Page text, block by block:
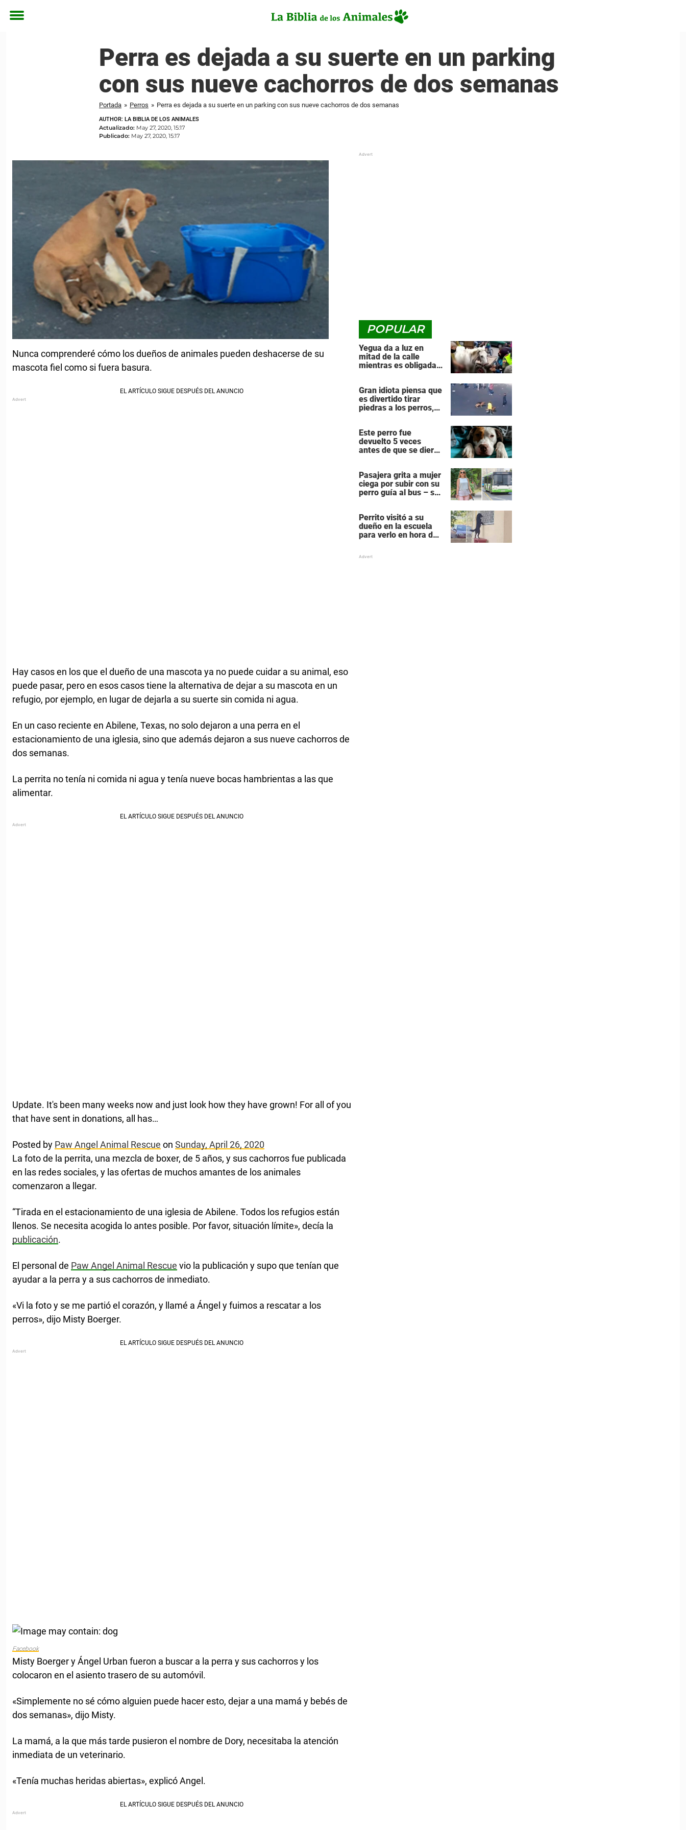
Toggle
Perra es dejada a su suerte en un parking
con sus nueve cachorros de dos semanas
Portada » Perros » Perra es dejada a su suerte en un parking con sus nueve cachorros de dos semanas
AUTHOR: LA BIBLIA DE LOS ANIMALES
Actualizado: May 27, 2020, 15:17
Publicado: May 27, 2020, 15:17
Nunca comprenderé cómo los dueños de animales pueden deshacerse de su
mascota fiel como si fuera basura.
Hay casos en los que el dueño de una mascota ya no puede cuidar a su animal, eso
puede pasar, pero en esos casos tiene la alternativa de dejar a su mascota en un
refugio, por ejemplo, en lugar de dejarla a su suerte sin comida ni agua.
En un caso reciente en Abilene, Texas, no solo dejaron a una perra en el
estacionamiento de una iglesia, sino que además dejaron a sus nueve cachorros de
dos semanas.
La perrita no tenía ni comida ni agua y tenía nueve bocas hambrientas a las que
alimentar.
Update. It's been many weeks now and just look how they have grown! For all of you
that have sent in donations, all has…
Posted by Paw Angel Animal Rescue on Sunday, April 26, 2020
La foto de la perrita, una mezcla de boxer, de 5 años, y sus cachorros fue publicada
en las redes sociales, y las ofertas de muchos amantes de los animales
comenzaron a llegar.
“Tirada en el estacionamiento de una iglesia de Abilene. Todos los refugios están
llenos. Se necesita acogida lo antes posible. Por favor, situación límite», decía la
publicación.
El personal de Paw Angel Animal Rescue vio la publicación y supo que tenían que
ayudar a la perra y a sus cachorros de inmediato.
«Vi la foto y se me partió el corazón, y llamé a Ángel y fuimos a rescatar a los
perros», dijo Misty Boerger.
Facebook
Misty Boerger y Ángel Urban fueron a buscar a la perra y sus cachorros y los
colocaron en el asiento trasero de su automóvil.
«Simplemente no sé cómo alguien puede hacer esto, dejar a una mamá y bebés de
dos semanas», dijo Misty.
La mamá, a la que más tarde pusieron el nombre de Dory, necesitaba la atención
inmediata de un veterinario.
«Tenía muchas heridas abiertas», explicó Angel.
POPULAR
Yegua da a luz en
mitad de la calle
mientras es obligada a
Gran idiota piensa que
es divertido tirar
piedras a los perros,
fuerza
Este perro fue
devuelto 5 veces
antes de que se dieran
Pasajera grita a mujer
ciega por subir con su
perro guía al bus – se
Perrito visitó a su
dueño en la escuela
para verlo en hora de